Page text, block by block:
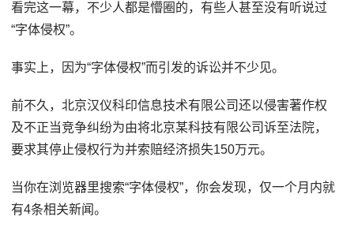
看完这一幕，不少人都是懵圈的，有些人甚至没有听说过
“字体侵权”。
事实上，因为“字体侵权”而引发的诉讼并不少见。
前不久，北京汉仪科印信息技术有限公司还以侵害著作权
及不正当竞争纠纷为由将北京某科技有限公司诉至法院，
要求其停止侵权行为并索赔经济损失150万元。
当你在浏览器里搜索“字体侵权”，你会发现，仅一个月内就
有4条相关新闻。